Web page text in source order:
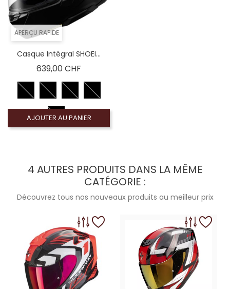
APERÇU RAPIDE
Casque Intégral SHOEI...
639,00 CHF
AJOUTER AU PANIER
4 AUTRES PRODUITS DANS LA MÊME
CATÉGORIE :
Découvrez tous nos nouveaux produits au meilleur prix